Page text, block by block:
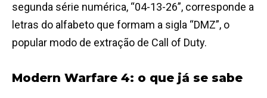
segunda série numérica, “04-13-26”, corresponde a
letras do alfabeto que formam a sigla “DMZ”, o
popular modo de extração de Call of Duty.
Modern Warfare 4: o que já se sabe